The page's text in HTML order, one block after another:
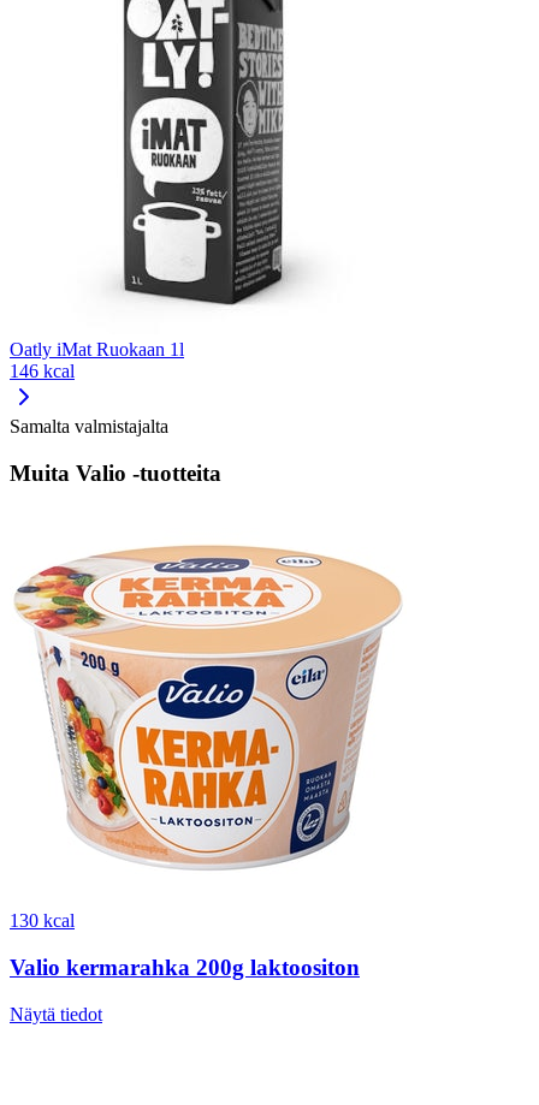
Oatly iMat Ruokaan 1l
146 kcal
Samalta valmistajalta
Muita Valio -tuotteita
130 kcal
Valio kermarahka 200g laktoositon
Näytä tiedot